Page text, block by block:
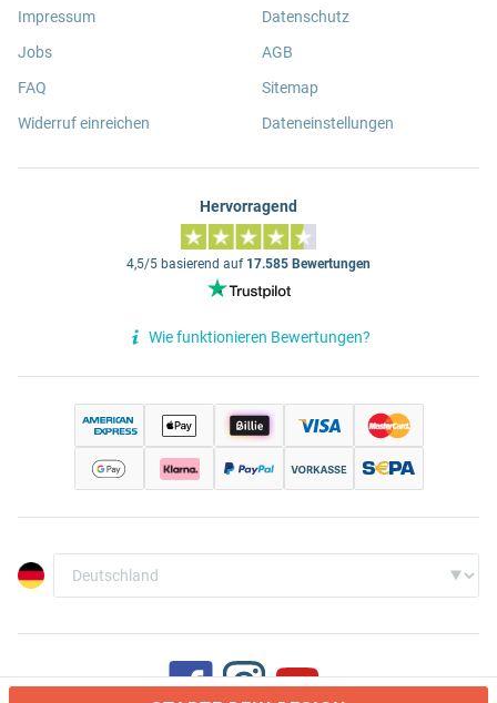
Impressum
Jobs
FAQ
Widerruf einreichen
Datenschutz
AGB
Sitemap
Dateneinstellungen
Hervorragend
4,5/5 basierend auf 17.585 Bewertungen
Wie funktionieren Bewertungen?